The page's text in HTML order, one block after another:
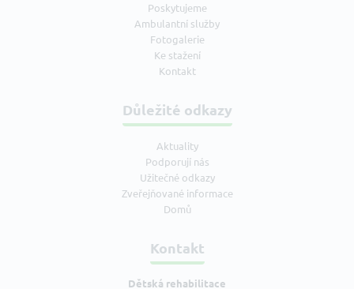
Poskytujeme
Ambulantní služby
Fotogalerie
Ke stažení
Kontakt
Důležité odkazy
Aktuality
Podporují nás
Užitečné odkazy
Zveřejňované informace
Domů
Kontakt
Dětská rehabilitace